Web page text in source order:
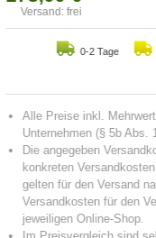
Versand: frei
0-2 Tage